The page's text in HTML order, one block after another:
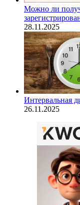
Можно ли
28.11.2025
Интервальная
26.11.2025